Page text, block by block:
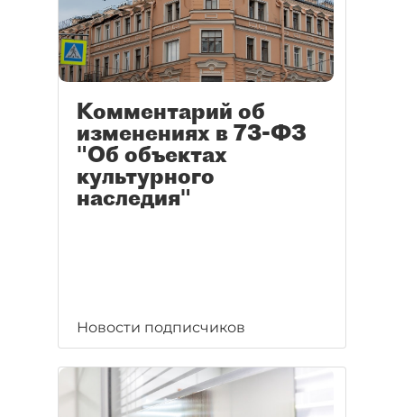
Комментарий об
изменениях в 73-ФЗ
"Об объектах
культурного
наследия"
Новости подписчиков